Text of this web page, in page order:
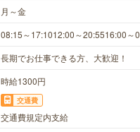
月～金
08:15～17:1012:00～20:5516:00～
長期でお仕事できる方、大歓迎！
時給1300円
交通費
交通費規定内支給